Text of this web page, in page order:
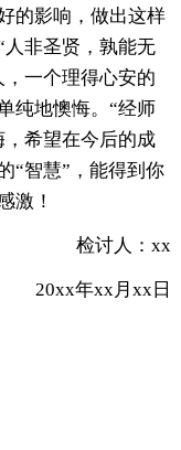
的影响，做出这样
非圣贤，孰能无
一个理得心安的
纯地懊悔。“经师
希望在今后的成
“智慧”，能得到你
激！
检讨人：xx
20xx年xx月xx日